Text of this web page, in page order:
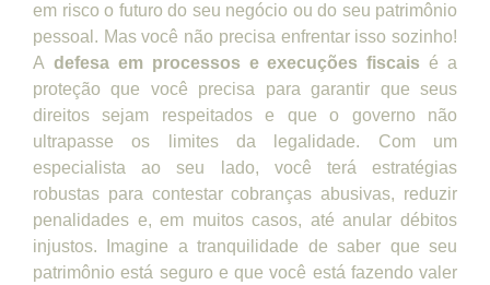
em risco o futuro do seu negócio ou do seu patrimônio
pessoal. Mas você não precisa enfrentar isso sozinho!
A defesa em processos e execuções fiscais é a
proteção que você precisa para garantir que seus
direitos sejam respeitados e que o governo não
ultrapasse os limites da legalidade. Com um
especialista ao seu lado, você terá estratégias
robustas para contestar cobranças abusivas, reduzir
penalidades e, em muitos casos, até anular débitos
injustos. Imagine a tranquilidade de saber que seu
patrimônio está seguro e que você está fazendo valer